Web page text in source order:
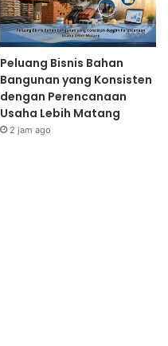
Peluang Bisnis Bahan
Bangunan yang Konsisten
dengan Perencanaan
Usaha Lebih Matang
2 jam ago